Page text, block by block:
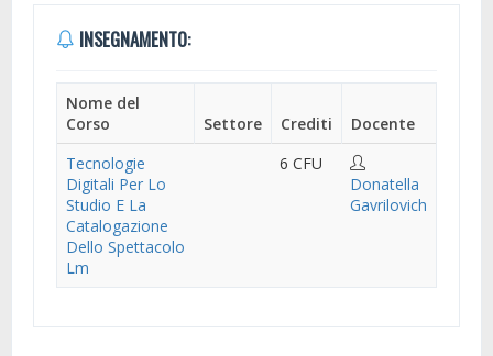
INSEGNAMENTO:
Nome del
Corso
Settore Crediti
Docente
Tecnologie
Digitali Per Lo
Studio E La
Catalogazione
Dello Spettacolo
Lm
6 CFU
Donatella
Gavrilovich